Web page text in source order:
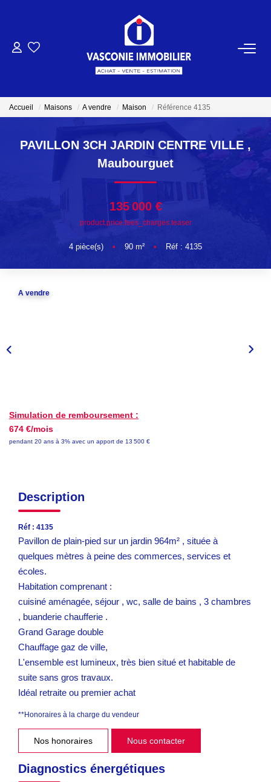
ACHETER
VENDRE
Qui Sommes-Nous
Notre Équipe
NOS ACTUALITÉS
Accueil Maisons A vendre Maison Référence 4135
PAVILLON 3CH JARDIN CENTRE VILLE ,
Maubourguet
135 000 €
product.price.fees_charges.teaser
4 pièce(s) • 90 m² • Réf : 4135
A vendre
Simulation de remboursement :
674 €/mois
pendant 20 ans à 3% avec un apport de 13 500 €
Description
Réf : 4135
Pavillon de plain-pied sur un jardin 964m² , située à
quelques mètres à peine des commerces, services et
écoles.
Habitation comprenant :
cuisiné aménagée, séjour , wc, salle de bains , 3 chambres
, buanderie chaufferie .
Grand Garage double
Chauffage gaz de ville,
L'ensemble est lumineux, très bien situé et habitable de
suite sans gros travaux.
Idéal retraite ou premier achat
**Honoraires à la charge du vendeur
Nos honoraires Nous contacter
Diagnostics énergétiques